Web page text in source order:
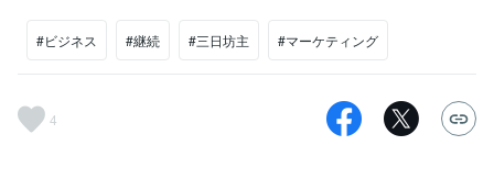
#ビジネス #継続 #三日坊主 #マーケティング
4